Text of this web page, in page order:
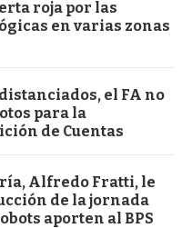
roja por las
en varias zonas
el FA no
para la
de Cuentas
Alfredo Fratti, le
de la jornada
aporten al BPS